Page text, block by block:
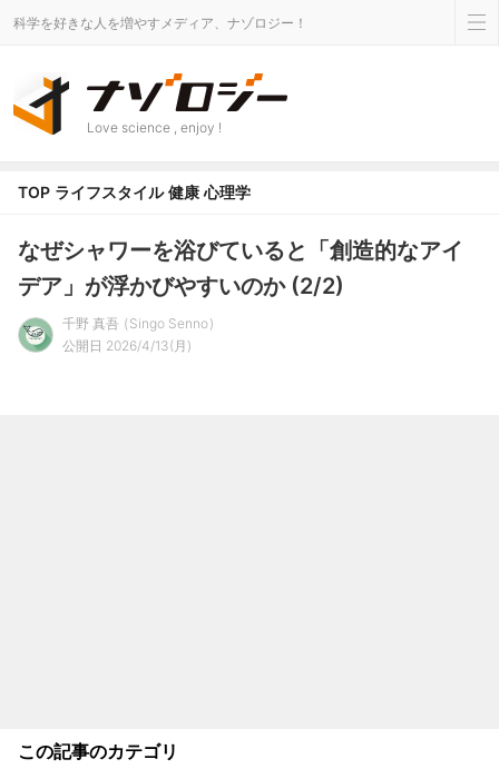
科学を好きな人を増やすメディア、ナゾロジー！
Love science , enjoy !
TOP ライフスタイル 健康 心理学
なぜシャワーを浴びていると「創造的なアイ
デア」が浮かびやすいのか (2/2)
千野 真吾
Singo Senno
公開日 2026/4/13(月)
この記事のカテゴリ